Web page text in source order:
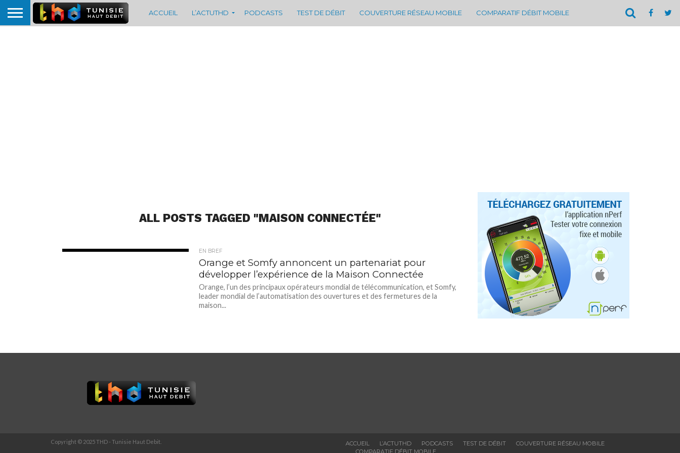
ACCUEIL L’ACTUTHD PODCASTS TEST DE DÉBIT COUVERTURE RÉSEAU MOBILE COMPARATIF DÉBIT MOBILE
ALL POSTS TAGGED "MAISON CONNECTÉE"
EN BREF
Orange et Somfy annoncent un partenariat pour
développer l’expérience de la Maison Connectée
Orange, l’un des principaux opérateurs mondial de télécommunication, et Somfy,
leader mondial de l’automatisation des ouvertures et des fermetures de la
maison...
ACCUEIL L’ACTUTHD PODCASTS TEST DE DÉBIT
COUVERTURE RÉSEAU MOBILE
Copyright © 2025 THD - Tunisie Haut Debit.